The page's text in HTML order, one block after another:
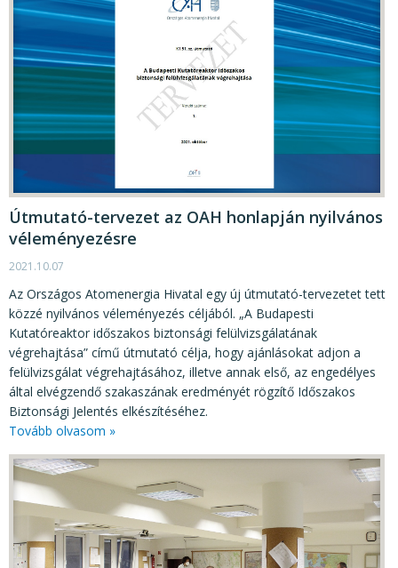
Útmutató-tervezet az OAH honlapján nyilvános
véleményezésre
2021.10.07
Az Országos Atomenergia Hivatal egy új útmutató-tervezetet tett
közzé nyilvános véleményezés céljából. „A Budapesti
Kutatóreaktor időszakos biztonsági felülvizsgálatának
végrehajtása” című útmutató célja, hogy ajánlásokat adjon a
felülvizsgálat végrehajtásához, illetve annak első, az engedélyes
által elvégzendő szakaszának eredményét rögzítő Időszakos
Biztonsági Jelentés elkészítéséhez.
Tovább olvasom »